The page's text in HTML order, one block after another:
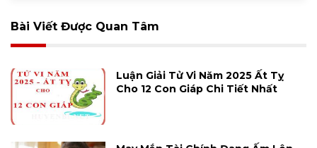
Bài Viết Được Quan Tâm
Luận Giải Tử Vi Năm 2025 Ất Tỵ
Cho 12 Con Giáp Chi Tiết Nhất